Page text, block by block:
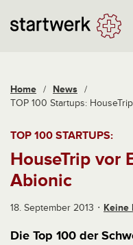
Home / News /
TOP 100 Startups:
TOP 100 STARTUPS:
HouseTrip vor
Abionic
18. September 2013 Keine
Die Top 100 der